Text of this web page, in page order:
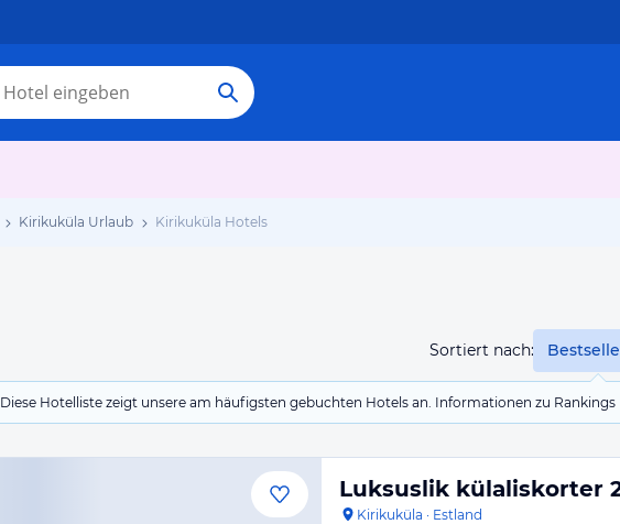
Kirikuküla Urlaub Kirikuküla Hotels
Sortiert nach:
Diese Hotelliste zeigt unsere am häufigsten gebuchten Hotels an. Informationen zu
Luksuslik külaliskorter
Kirikuküla · Estland